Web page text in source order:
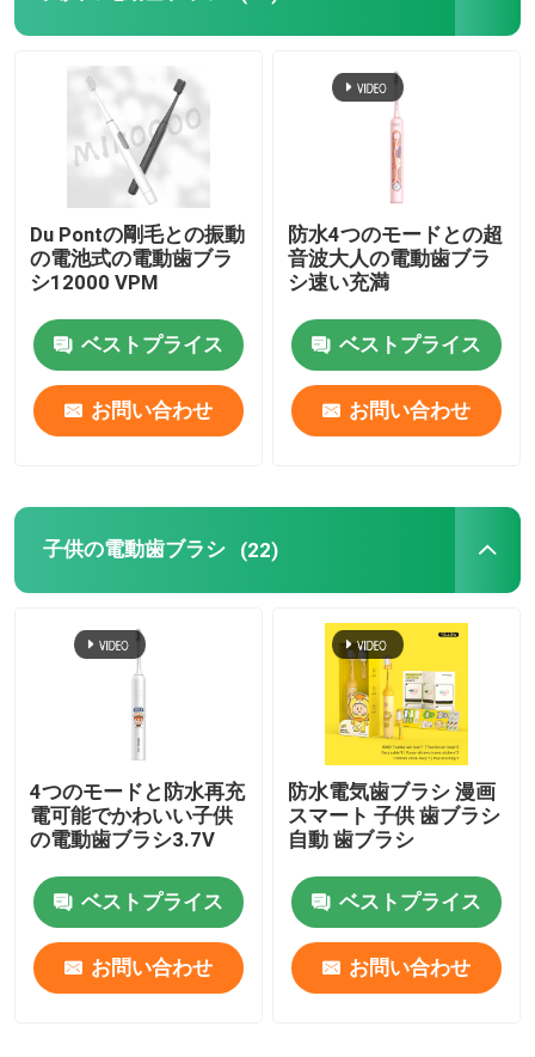
Du Pontの剛毛との振動
の電池式の電動歯ブラ
シ12000 VPM
ベストプライス
お問い合わせ
防水4つのモードとの超
音波大人の電動歯ブラ
シ速い充満
ベストプライス
お問い合わせ
子供の電動歯ブラシ (22)
4つのモードと防水再充
電可能でかわいい子供
の電動歯ブラシ3.7V
ベストプライス
お問い合わせ
防水電気歯ブラシ 漫画
スマート 子供 歯ブラシ
自動 歯ブラシ
ベストプライス
お問い合わせ